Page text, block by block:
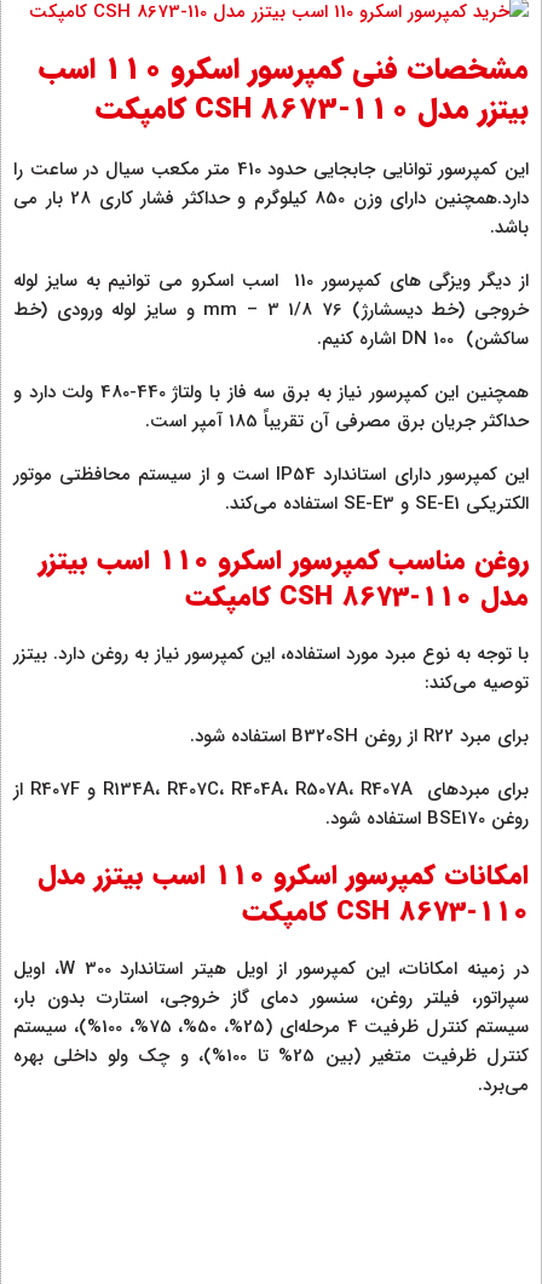
مشخصات فنی کمپرسور اسکرو 110 اسب
بیتزر مدل CSH 8673-110 کامپکت
این کمپرسور توانایی جابجایی حدود 410 متر مکعب سیال در ساعت را
دارد.همچنین دارای وزن 850 کیلوگرم و حداکثر فشار کاری 28 بار می‌
باشد.
از دیگر ویزگی های کمپرسور 110 اسب اسکرو می توانیم به سایز لوله
خروجی (خط دیسشارژ) 76 mm – 3 1/8 و سایز لوله ورودی (خط
ساکشن) DN 100 اشاره کنیم.
همچنین این کمپرسور نیاز به برق سه فاز با ولتاژ 440-480 ولت دارد و
حداکثر جریان برق مصرفی آن تقریباً 185 آمپر است.
این کمپرسور دارای استاندارد IP54 است و از سیستم محافظتی موتور
الکتریکی SE-E1 و SE-E3 استفاده می‌کند.
روغن مناسب کمپرسور اسکرو 110 اسب بیتزر
مدل CSH 8673-110 کامپکت
با توجه به نوع مبرد مورد استفاده، این کمپرسور نیاز به روغن دارد. بیتزر
توصیه می‌کند:
برای مبرد R22 از روغن B320SH استفاده شود.
برای مبردهای R134A، R407C، R404A، R507A، R407A و R407F از
روغن BSE170 استفاده شود.
امکانات کمپرسور اسکرو 110 اسب بیتزر مدل
CSH 8673-110 کامپکت
در زمینه امکانات، این کمپرسور از اویل هیتر استاندارد W 300، اویل
سپراتور، فیلتر روغن، سنسور دمای گاز خروجی، استارت بدون بار،
سیستم کنترل ظرفیت 4 مرحله‌ای (25%، 50%، 75%، 100%)، سیستم
کنترل ظرفیت متغیر (بین 25% تا 100%)، و چک ولو داخلی بهره
می‌برد.